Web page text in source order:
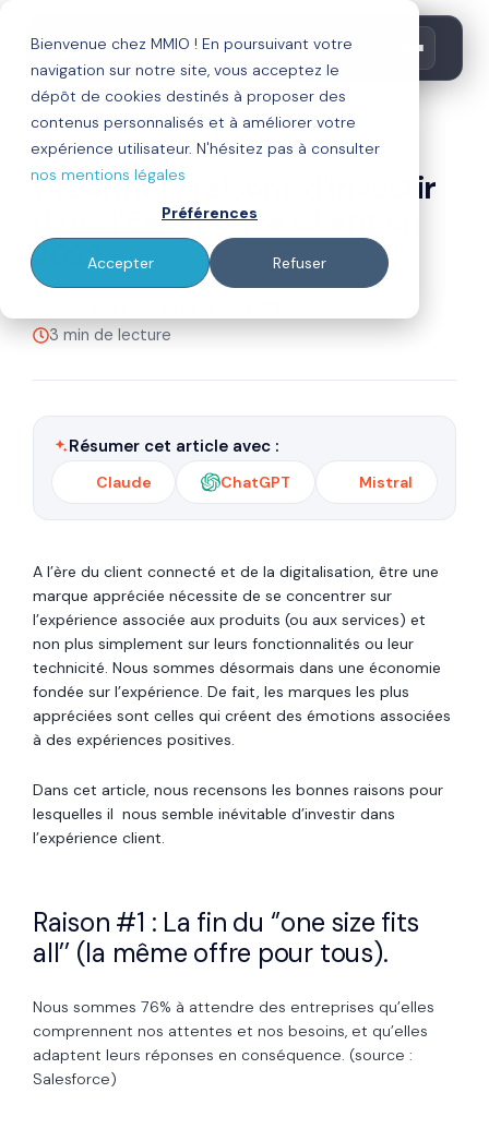
Bienvenue chez MMIO ! En poursuivant votre
navigation sur notre site, vous acceptez le
dépôt de cookies destinés à proposer des
contenus personnalisés et à améliorer votre
expérience utilisateur. N'hésitez pas à consulter
nos mentions légales
Préférences
Accepter Refuser
digitalisation
7 (bonnes) raisons d'investir
dans l'Expérience Client en
2022
3 min de lecture
Résumer cet article avec :
Claude ChatGPT Mistral
A l’ère du client connecté et de la digitalisation, être une
marque appréciée nécessite de se concentrer sur
l’expérience associée aux produits (ou aux services) et
non plus simplement sur leurs fonctionnalités ou leur
technicité. Nous sommes désormais dans une économie
fondée sur l’expérience. De fait, les marques les plus
appréciées sont celles qui créent des émotions associées
à des expériences positives.
Dans cet article, nous recensons les bonnes raisons pour
lesquelles il nous semble inévitable d’investir dans
l’expérience client.
Raison #1 : La fin du ‘’one size fits
all’’ (la même offre pour tous).
Nous sommes 76% à attendre des entreprises qu’elles
comprennent nos attentes et nos besoins, et qu’elles
adaptent leurs réponses en conséquence. (source :
Salesforce)